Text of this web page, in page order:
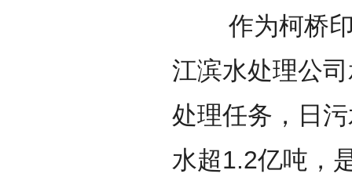
作为柯桥印
江滨水处理公
处理任务，日
水超1.2亿吨，